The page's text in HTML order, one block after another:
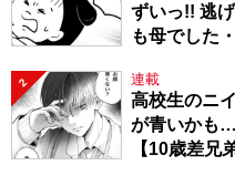
ずいっ!! 逃
も母でした・
2 連載
高校生のニ
が青いかも
【10歳差兄